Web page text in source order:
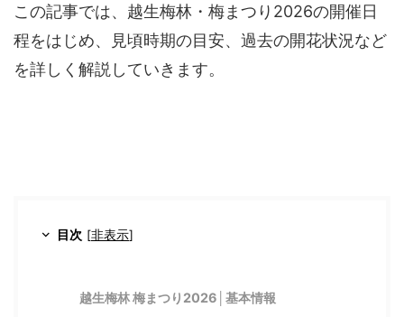
この記事では、越生梅林・梅まつり2026の開催日
程をはじめ、見頃時期の目安、過去の開花状況など
を詳しく解説していきます。
目次 [非表示]
越生梅林 梅まつり2026│基本情報